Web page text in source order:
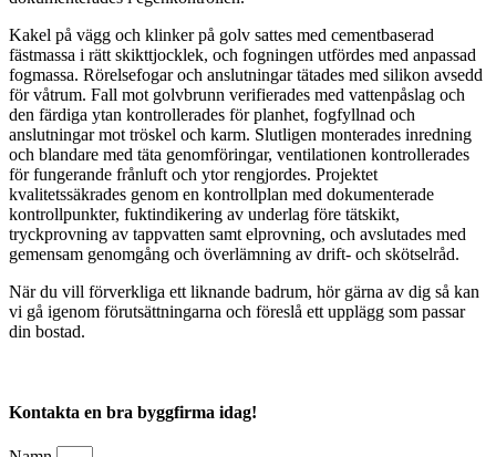
Kakel på vägg och klinker på golv sattes med cementbaserad
fästmassa i rätt skikttjocklek, och fogningen utfördes med anpassad
fogmassa. Rörelsefogar och anslutningar tätades med silikon avsedd
för våtrum. Fall mot golvbrunn verifierades med vattenpåslag och
den färdiga ytan kontrollerades för planhet, fogfyllnad och
anslutningar mot tröskel och karm. Slutligen monterades inredning
och blandare med täta genomföringar, ventilationen kontrollerades
för fungerande frånluft och ytor rengjordes. Projektet
kvalitetssäkrades genom en kontrollplan med dokumenterade
kontrollpunkter, fuktindikering av underlag före tätskikt,
tryckprovning av tappvatten samt elprovning, och avslutades med
gemensam genomgång och överlämning av drift- och skötselråd.
När du vill förverkliga ett liknande badrum, hör gärna av dig så kan
vi gå igenom förutsättningarna och föreslå ett upplägg som passar
din bostad.
Kontakta en bra byggfirma idag!